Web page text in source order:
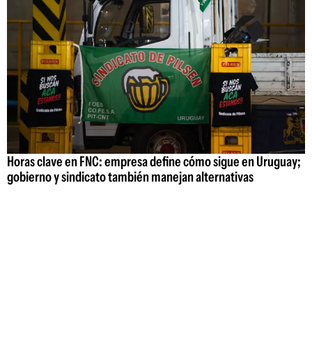
Horas clave en FNC: empresa define cómo sigue en Uruguay;
gobierno y sindicato también manejan alternativas